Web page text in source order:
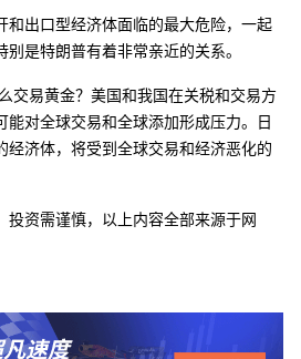
和出口型经济体面临的最大危险，一起
是特朗普有着非常亲近的关系。
交易黄金？美国和我国在关税和交易方
能对全球交易和全球添加形成压力。日
经济体，将受到全球交易和经济恶化的
投资需谨慎，以上内容全部来源于网